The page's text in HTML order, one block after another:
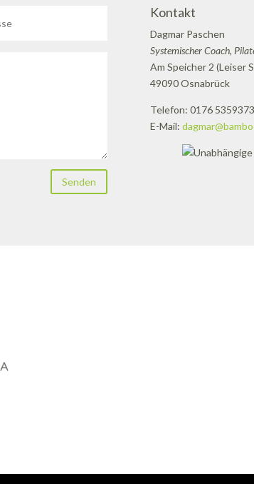
Senden
Kontakt
Dagmar Paschen
Systemischer Coach,
Am Speicher 2 (Leiser
49090 Osnabrück
Telefon: 0176
E-Mail: